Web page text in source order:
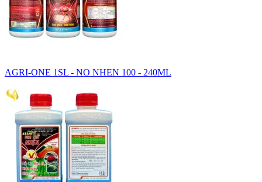
AGRI-ONE 1SL - NO NHEN 100 - 240ML